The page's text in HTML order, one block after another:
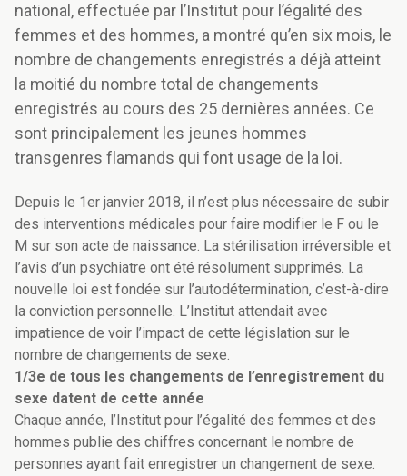
national, effectuée par l’Institut pour l’égalité des
femmes et des hommes, a montré qu’en six mois, le
nombre de changements enregistrés a déjà atteint
la moitié du nombre total de changements
enregistrés au cours des 25 dernières années. Ce
sont principalement les jeunes hommes
transgenres flamands qui font usage de la loi.
Depuis le 1er janvier 2018, il n’est plus nécessaire de subir
des interventions médicales pour faire modifier le F ou le
M sur son acte de naissance. La stérilisation irréversible et
l’avis d’un psychiatre ont été résolument supprimés. La
nouvelle loi est fondée sur l’autodétermination, c’est-à-dire
la conviction personnelle. L’Institut attendait avec
impatience de voir l’impact de cette législation sur le
nombre de changements de sexe.
1/3e de tous les changements de l’enregistrement du
sexe datent de cette année
Chaque année, l’Institut pour l’égalité des femmes et des
hommes publie des chiffres concernant le nombre de
personnes ayant fait enregistrer un changement de sexe.